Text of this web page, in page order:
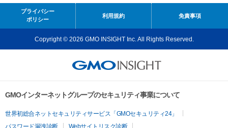
プライバシー
ポリシー
利用規約 免責事項
Copyright © 2026 GMO INSIGHT Inc. All Rights Reserved.
GMOインターネットグループのセキュリティ事業について
世界初総合ネットセキュリティサービス「GMOセキュリティ24」
パスワード漏洩診断
Webサイトリスク診断